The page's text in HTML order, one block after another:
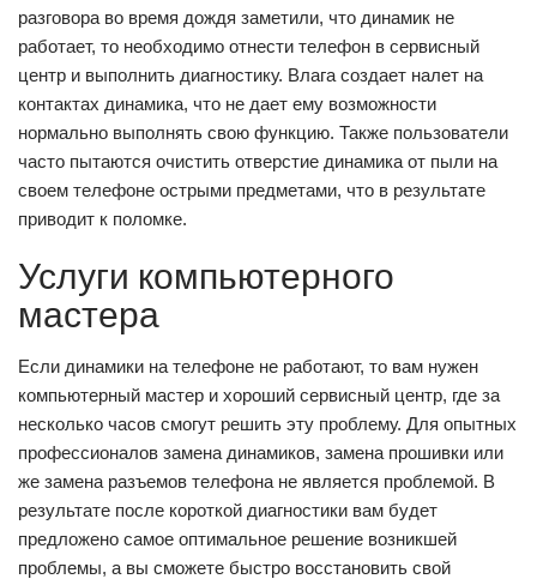
разговора во время дождя заметили, что динамик не
работает, то необходимо отнести телефон в сервисный
центр и выполнить диагностику. Влага создает налет на
контактах динамика, что не дает ему возможности
нормально выполнять свою функцию. Также пользователи
часто пытаются очистить отверстие динамика от пыли на
своем телефоне острыми предметами, что в результате
приводит к поломке.
Услуги компьютерного
мастера
Если динамики на телефоне не работают, то вам нужен
компьютерный мастер и хороший сервисный центр, где за
несколько часов смогут решить эту проблему. Для опытных
профессионалов замена динамиков, замена прошивки или
же замена разъемов телефона не является проблемой. В
результате после короткой диагностики вам будет
предложено самое оптимальное решение возникшей
проблемы, а вы сможете быстро восстановить свой